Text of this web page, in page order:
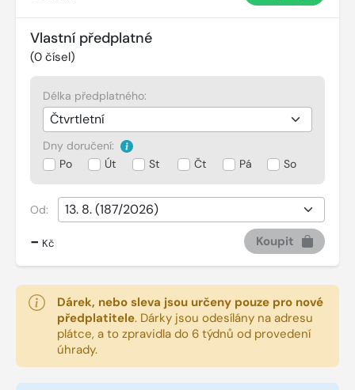
Vlastní předplatné
(0 čísel)
Délka předplatného:
Dny doručení:
Po
Út St Čt Pá So
Od:
- Kč Koupit
Dárek, nebo sleva jsou určeny pouze pro nové
předplatitele. Dárky jsou odesílány na adresu
plátce, a to zpravidla do 6 týdnů od provedení
úhrady.